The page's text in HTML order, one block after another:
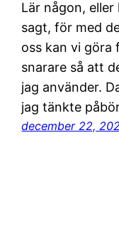
Lär någon, eller
sagt, för med
oss kan vi göra
snarare så att
jag använder.
jag tänkte
december 22,